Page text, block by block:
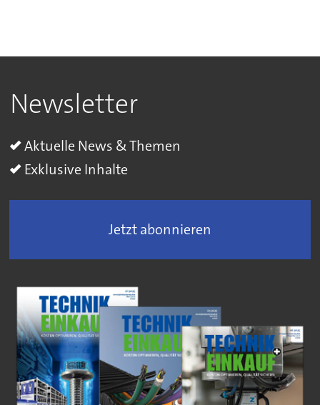
Newsletter
Aktuelle News & Themen
Exklusive Inhalte
Jetzt abonnieren